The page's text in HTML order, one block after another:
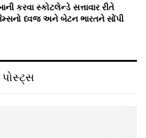
કરવા સ્કોટલેન્ડે સત્તાવાર રીતે
ધ્વજ અને બેટન ભારતને સોંપી
પોસ્ટ્સ